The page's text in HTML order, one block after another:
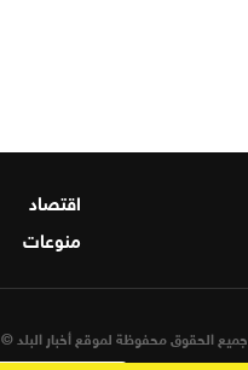
اقتصاد
منوعات
جميع الحقوق محفوظة لموقع أخبار البلد © 2023